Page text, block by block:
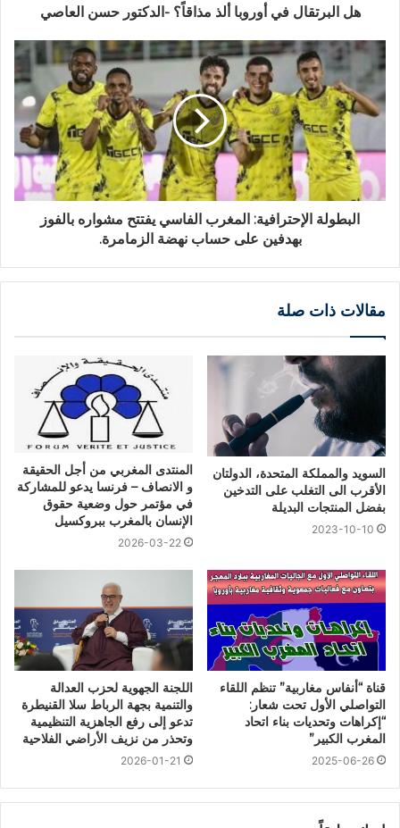
هل البرتقال في أوروبا ألذ مذاقاً؟ -الدكتور حسن العاصي
البطولة الإحترافية: المغرب الفاسي يفتتح مشواره بالفوز
بهدفين على حساب نهضة الزمامرة.
مقالات ذات صلة
السويد والمملكة المتحدة، الدولتان
الأقرب الى التغلب على التدخين
بفضل المنتجات البديلة
2023-10-10
المنتدى المغربي من أجل الحقيقة
و الانصاف – فرنسا يدعو للمشاركة
في مؤتمر حول وضعية حقوق
الإنسان بالمغرب ببروكسيل
2026-03-22
قناة “أنفاس مغاربية” تنظم اللقاء
التواصلي الأول تحت شعار:
“إكراهات وتحديات بناء اتحاد
المغرب الكبير”
2025-06-26
اللجنة الجهوية لحزب العدالة
والتنمية بجهة الرباط سلا القنيطرة
تدعو إلى رفع الجاهزية التنظيمية
وتحذر من نزيف الأراضي الفلاحية
2026-01-21